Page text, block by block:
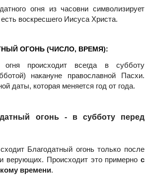
огня из часовни символизирует
воскресшего Иисуса Христа.
ОГОНЬ (ЧИСЛО, ВРЕМЯ):
огня происходит всегда в субботу
накануне православной Пасхи.
даты, которая меняется год от года.
огонь - в субботу перед
Благодатный огонь только после
верующих. Происходит это примерно с
времени.